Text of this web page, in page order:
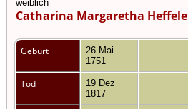
weiblich
Catharina Margaretha Heffele
Geburt
26 Mai
1751
Tod
19 Dez
1817